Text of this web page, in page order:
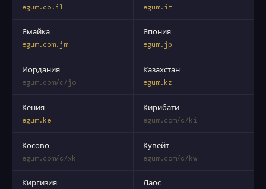
egum.co.il egum.it
Ямайка
egum.com.jm
Япония
egum.jp
Иордания
egum.com/c/jo
Казахстан
egum.kz
Кения
egum.ke
Кирибати
egum.com/c/ki
Косово
egum.com/c/xk
Кувейт
egum.com/c/kw
Киргизия Лаос